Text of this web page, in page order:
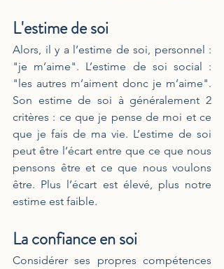
L'estime de soi
Alors, il y a l’estime de soi, personnel :
"je m’aime". L’estime de soi social :
"les autres m’aiment donc je m’aime".
Son estime de soi à généralement 2
critères : ce que je pense de moi et ce
que je fais de ma vie. L’estime de soi
peut être l’écart entre que ce que nous
pensons être et ce que nous voulons
être. Plus l’écart est élevé, plus notre
estime est faible.
La confiance en soi
Considérer ses propres compétences